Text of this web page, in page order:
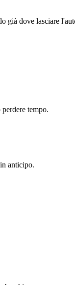
già dove lasciare
tempo.
anticipo.